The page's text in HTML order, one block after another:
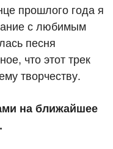
прошлого года я
с любимым
песня
что этот трек
творчеству.
на ближайшее